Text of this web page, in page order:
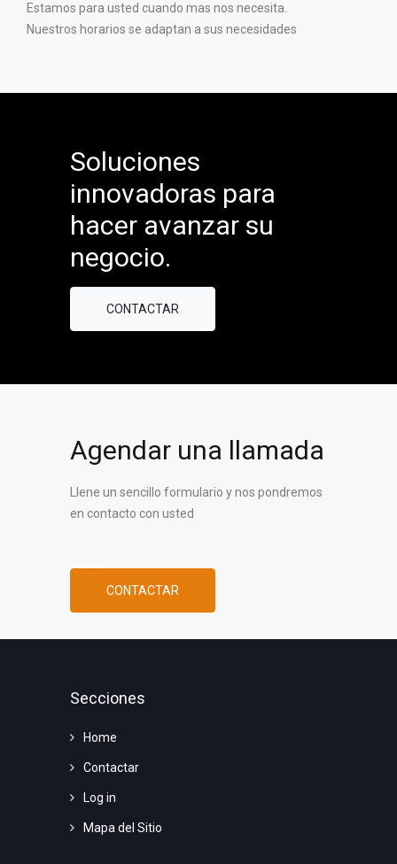
Estamos para usted cuando mas nos necesita.
Nuestros horarios se adaptan a sus necesidades
Soluciones
innovadoras para
hacer avanzar su
negocio.
CONTACTAR
Agendar una llamada
Llene un sencillo formulario y nos pondremos
en contacto con usted
CONTACTAR
Secciones
Home
Contactar
Log in
Mapa del Sitio